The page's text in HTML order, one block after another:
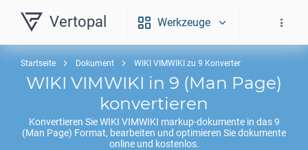
Vertopal Werkzeuge
Startseite Dokument WIKI VIMWIKI zu 9 Konverter
WIKI VIMWIKI in 9 (Man Page)
konvertieren
Konvertieren SieWIKI VIMWIKI markup-dokumente in das9
(Man Page) Format, bearbeiten und optimieren Sie dokumente
online und kostenlos.